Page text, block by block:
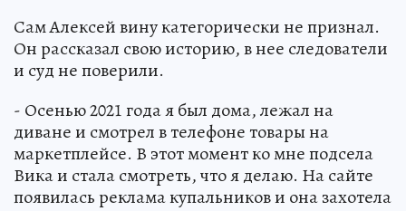
Сам Алексей вину категорически не признал.
Он рассказал свою историю, в нее следователи
и суд не поверили.
- Осенью 2021 года я был дома, лежал на
диване и смотрел в телефоне товары на
маркетплейсе. В этот момент ко мне подсела
Вика и стала смотреть, что я делаю. На сайте
появилась реклама купальников и она захотела